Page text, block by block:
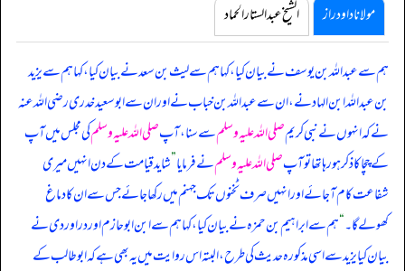
مولانا داود راز الشیخ عبدالستار الحماد
ہم سے عبداللہ بن یوسف نے بیان کیا، کہا ہم سے لیث بن سعد نے بیان کیا، کہا ہم سے یزید
بن عبداللہ ابن الہاد نے، ان سے عبداللہ بن خباب نے اور ان سے ابو سعید خدری رضی اللہ عنہ
نے کہانہوں نے نبی کریمصلی اللہ علیہ وسلمسے سنا، آپصلی اللہ علیہ وسلمکی مجلس میں آپ
کے چچا کا ذکر ہو رہا تھا تو آپصلی اللہ علیہ وسلمنے فرمایا”شاید قیامت کے دن انہیں میری
شفاعت کام آ جائے اور انہیں صرف ٹخنوں تک جہنم میں رکھا جائے جس سے ان کا دماغ
کھولے گا۔“ہم سے ابراہیم بن حمزہ نے بیان کیا، کہا ہم سے ابن ابوحازم اور درا وردی نے
بیان کیا یزید سے اسی مذکورہ حدیث کی طرح، البتہ اس روایت میں یہ بھی ہے کہ ابوطالب کے